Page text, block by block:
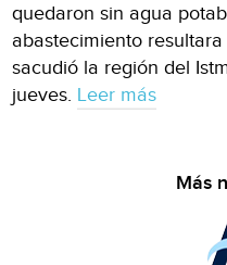
quedaron sin agua
abastecimiento
sacudió la región del
jueves. Leer más
Más